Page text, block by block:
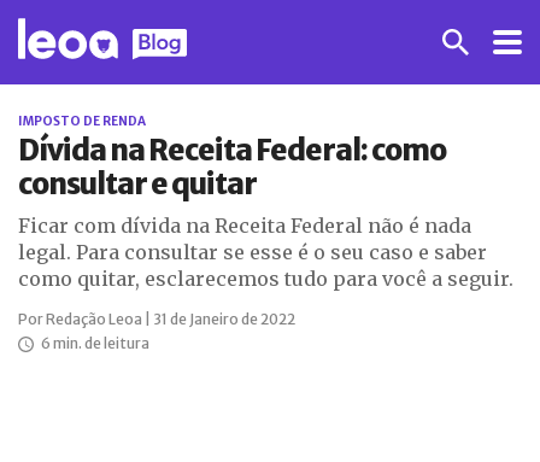
IMPOSTO DE RENDA
Dívida na Receita Federal: como
consultar e quitar
Ficar com dívida na Receita Federal não é nada
legal. Para consultar se esse é o seu caso e saber
como quitar, esclarecemos tudo para você a seguir.
Por Redação Leoa | 31 de Janeiro de 2022
6 min. de leitura